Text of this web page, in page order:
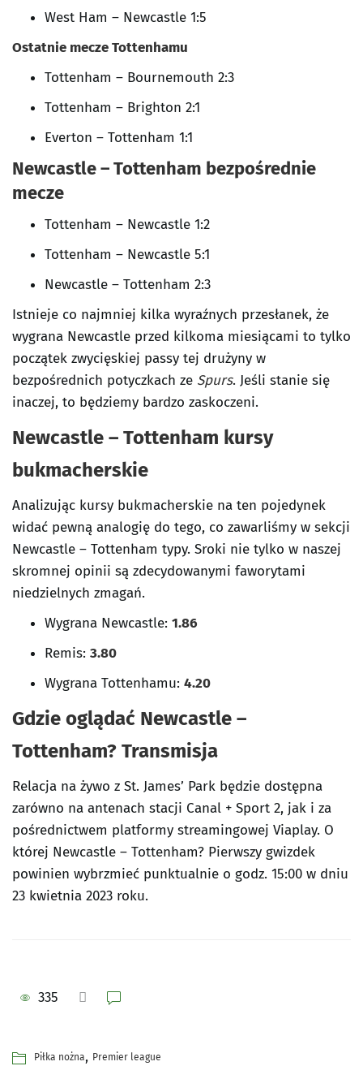
West Ham – Newcastle 1:5
Ostatnie mecze Tottenhamu
Tottenham – Bournemouth 2:3
Tottenham – Brighton 2:1
Everton – Tottenham 1:1
Newcastle – Tottenham bezpośrednie
mecze
Tottenham – Newcastle 1:2
Tottenham – Newcastle 5:1
Newcastle – Tottenham 2:3
Istnieje co najmniej kilka wyraźnych przesłanek, że
wygrana Newcastle przed kilkoma miesiącami to tylko
początek zwycięskiej passy tej drużyny w
bezpośrednich potyczkach ze Spurs. Jeśli stanie się
inaczej, to będziemy bardzo zaskoczeni.
Newcastle – Tottenham kursy
bukmacherskie
Analizując kursy bukmacherskie na ten pojedynek
widać pewną analogię do tego, co zawarliśmy w sekcji
Newcastle – Tottenham typy. Sroki nie tylko w naszej
skromnej opinii są zdecydowanymi faworytami
niedzielnych zmagań.
Wygrana Newcastle: 1.86
Remis: 3.80
Wygrana Tottenhamu: 4.20
Gdzie oglądać Newcastle –
Tottenham? Transmisja
Relacja na żywo z St. James’ Park będzie dostępna
zarówno na antenach stacji Canal + Sport 2, jak i za
pośrednictwem platformy streamingowej Viaplay. O
której Newcastle – Tottenham? Pierwszy gwizdek
powinien wybrzmieć punktualnie o godz. 15:00 w dniu
23 kwietnia 2023 roku.
335
Piłka nożna, Premier league